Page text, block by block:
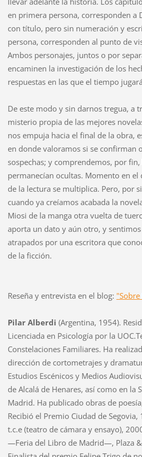
en primera persona, corresponden a
con título, pero sin numeración y
persona, corresponden al punto de
Ambos personajes, juntos o por
encaminen la investigación de los
respuestas en las que el tiempo
De este modo y sin darnos tregua, a
misterio propia de las mejores
nos empuja hacia el final de la obra,
en donde valoramos si se confirman
sospechas; y comprendemos, por
permanecían ocultas. Momento en el
de la lectura se multiplica. Pero, por
cuando ya creíamos acabada la
Miosi de la manga otra vuelta de
aporta un dato y aún otro, y
atrapados por una escritora que
de la ficción.
Reseña y entrevista en el blog:
Pilar Alberdi (Argentina, 1954).
Licenciada en Psicología por la
Constelaciones Familiares. Ha
dirección de cortometrajes y
Estudios Escénicos y Medios
de Alcalá de Henares, así como en la
Madrid. Ha publicado obras de
Recibió el Premio Ciudad de
t.c.e (teatro de cámara y ensayo),
—Feria del Libro de Madrid—, Plaza &